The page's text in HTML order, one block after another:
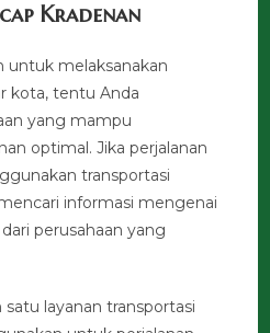
Kradenan
untuk melaksanakan
kota, tentu Anda
yang mampu
optimal. Jika perjalanan
transportasi
informasi mengenai
perusahaan yang
satu layanan transportasi